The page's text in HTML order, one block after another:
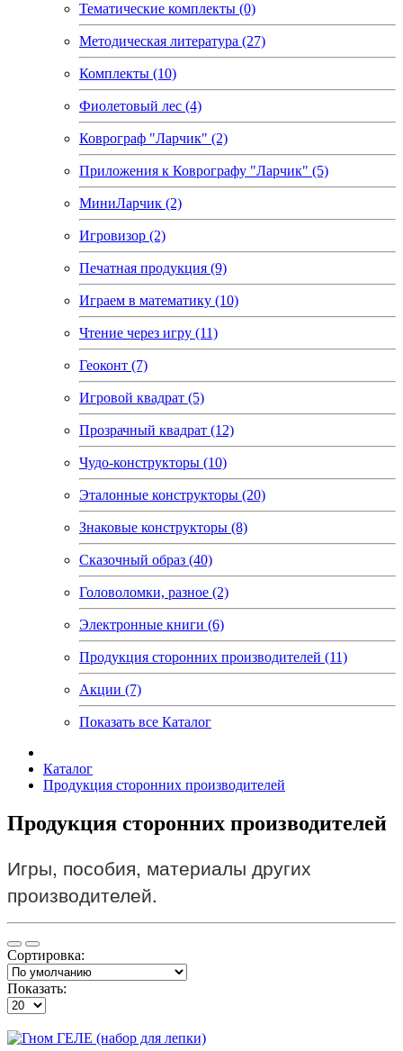
Тематические комплекты (0)
Методическая литература (27)
Комплекты (10)
Фиолетовый лес (4)
Коврограф "Ларчик" (2)
Приложения к Коврографу "Ларчик" (5)
МиниЛарчик (2)
Игровизор (2)
Печатная продукция (9)
Играем в математику (10)
Чтение через игру (11)
Геоконт (7)
Игровой квадрат (5)
Прозрачный квадрат (12)
Чудо-конструкторы (10)
Эталонные конструкторы (20)
Знаковые конструкторы (8)
Сказочный образ (40)
Головоломки, разное (2)
Электронные книги (6)
Продукция сторонних производителей (11)
Акции (7)
Показать все Каталог
Каталог
Продукция сторонних производителей
Продукция сторонних производителей
Игры, пособия, материалы других
производителей.
Сортировка:
Показать: